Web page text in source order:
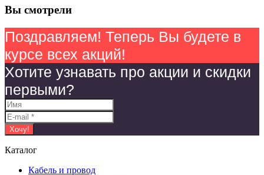
Вы смотрели
Поздравляем! Теперь Вы будете в
курсе всех акций!
Хотите узнавать про акции и скидки
первыми?
Каталог
Кабель и провод